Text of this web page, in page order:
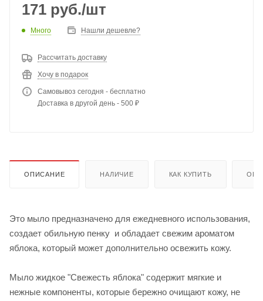
171 руб./шт
Много Нашли дешевле?
Рассчитать доставку
Хочу в подарок
Самовывоз сегодня - бесплатно
Доставка в другой день - 500 ₽
ОПИСАНИЕ НАЛИЧИЕ КАК КУПИТЬ
Это мыло предназначено для ежедневного использования,
создает обильную пенку и обладает свежим ароматом
яблока, который может дополнительно освежить кожу.
Мыло жидкое "Свежесть яблока" содержит мягкие и
нежные компоненты, которые бережно очищают кожу, не